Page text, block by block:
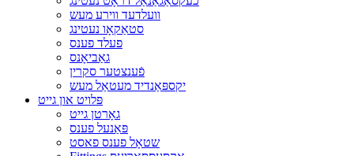
וועלדעד ווירע מעש
סטאַקאָו נעטינג
פעלד פענס
גאַביאָנס
פֿענצטער סקרין
יקספּאַנדיד מעטאַל מעש
פּלויט און גייט
גאָרטן גייט
פּאַנעל פענס
שטאָל פענס פאסט